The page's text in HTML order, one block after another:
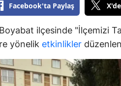
Çorum
Denizli
Diyarbakır
Edirne
Facebook'ta Paylaş
ilçesinde "İlçemizi
yönelik etkinlikler